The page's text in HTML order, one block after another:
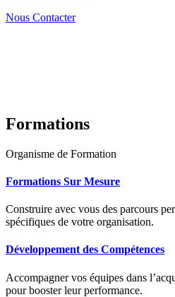
Nous Contacter
Formations
Organisme de Formation
Formations Sur Mesure
Construire avec vous des parcours
spécifiques de votre organisation.
Développement des Compétences
Accompagner vos équipes dans
pour booster leur performance.